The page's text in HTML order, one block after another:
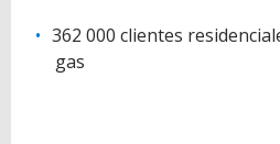
362 000 clientes
gas